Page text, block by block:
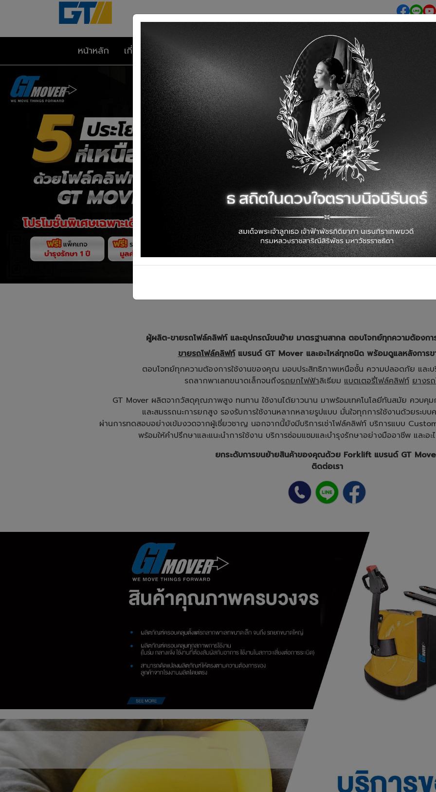
หน้าหลัก เกี่ยวกับเรา โปรโมชั่น สินค้า แบตเตอรี่และยาง บริการ
ผู้ผลิต-ขายรถโฟล์คลิฟท์ และอุปกรณ์ขนย้าย มาตรฐานสากล ตอบโจทย์ทุกความต้องก
ขายรถโฟล์คลิฟท์แบรนด์ GT Mover และอะไหล่ทุกชนิด พร้อมดูแลหลังการ
ตอบโจทย์ทุกความต้องการใช้งานของคุณ มอบประสิทธิภาพเหนือชั้น ความปลอดภัย และ
รถลากพาเลทขนาดเล็กจนถึงรถยกไฟฟ้าลิเธียม แบตเตอรี่โฟล์คลิฟท์ ยางร
GT Mover ผลิตจากวัสดุคุณภาพสูง ทนทาน ใช้งานได้ยาวนาน มาพร้อมเทคโนโลยีทันสมัย ควบคุ
และสมรรถนะการยกสูง รองรับการใช้งานหลากหลายรูปแบบ มั่นใจทุกการใช้งานด้วยระบ
ผ่านการทดสอบอย่างเข้มงวดจากผู้เชี่ยวชาญ นอกจากนี้ยังมีบริการเช่าโฟล์คลิฟท์ บริการแบบ
พร้อมให้คำปรึกษาและแนะนำการใช้งาน บริการซ่อมแซมและบำรุงรักษาอย่างมืออาชีพ และอ
ยกระดับการขนย้ายสินค้าของคุณด้วย Forklift แบรนด์ GT
ติดต่อเรา